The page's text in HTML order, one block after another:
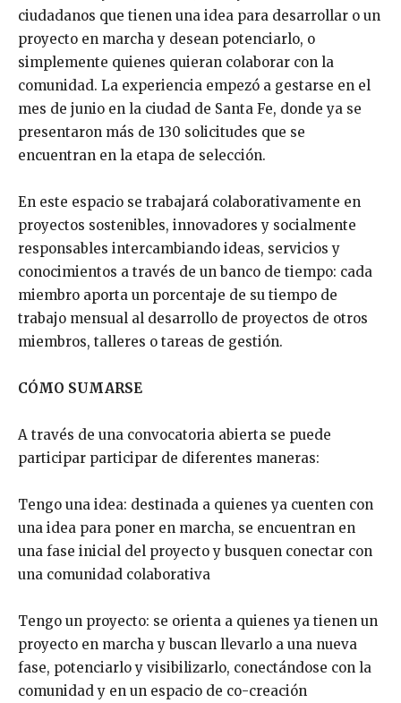
ciudadanos que tienen una idea para desarrollar o un
proyecto en marcha y desean potenciarlo, o
simplemente quienes quieran colaborar con la
comunidad. La experiencia empezó a gestarse en el
mes de junio en la ciudad de Santa Fe, donde ya se
presentaron más de 130 solicitudes que se
encuentran en la etapa de selección.
En este espacio se trabajará colaborativamente en
proyectos sostenibles, innovadores y socialmente
responsables intercambiando ideas, servicios y
conocimientos a través de un banco de tiempo: cada
miembro aporta un porcentaje de su tiempo de
trabajo mensual al desarrollo de proyectos de otros
miembros, talleres o tareas de gestión.
CÓMO SUMARSE
A través de una convocatoria abierta se puede
participar participar de diferentes maneras:
Tengo una idea: destinada a quienes ya cuenten con
una idea para poner en marcha, se encuentran en
una fase inicial del proyecto y busquen conectar con
una comunidad colaborativa
Tengo un proyecto: se orienta a quienes ya tienen un
proyecto en marcha y buscan llevarlo a una nueva
fase, potenciarlo y visibilizarlo, conectándose con la
comunidad y en un espacio de co-creación